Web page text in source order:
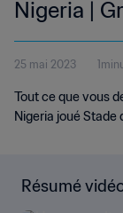
Nigeria |
Monde U-
2023™
25 mai 2023
Tout ce que vous
Nigeria joué Stade
Résumé